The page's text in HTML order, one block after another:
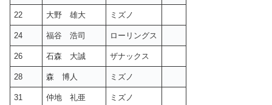
22 大野 雄大 ミズノ
24 福谷 浩司 ローリングス
26 石森 大誠 ザナックス
28 森 博人 ミズノ
31 仲地 礼亜 ミズノ